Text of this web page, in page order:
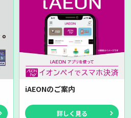
iAEONのご案内
詳しく見る